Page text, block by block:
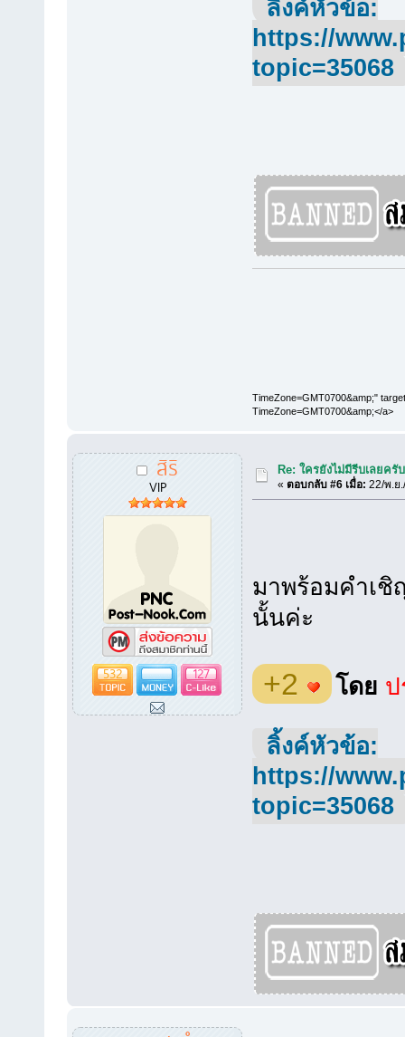
ลิ้งค์หัวข้อ:
https://
topic=35068
TimeZone=GMT0700&amp;"
TimeZone=GMT0700&amp;</a>
สิริ
VIP
532 127
Re: ใครยังไม่มีรีบเลยครับ
«ตอบกลับ #6 เมื่อ: 22/พ.ย
มาพร้อมคำเ
นั้นค่ะ
+2 โดย ป
ลิ้งค์หัวข้อ:
https://
topic=35068